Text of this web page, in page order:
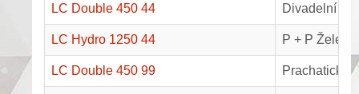
LC Double 450 44 Divadelní
LC Hydro 1250 44 P + P Želeč,
LC Double 450 99 Prachatická